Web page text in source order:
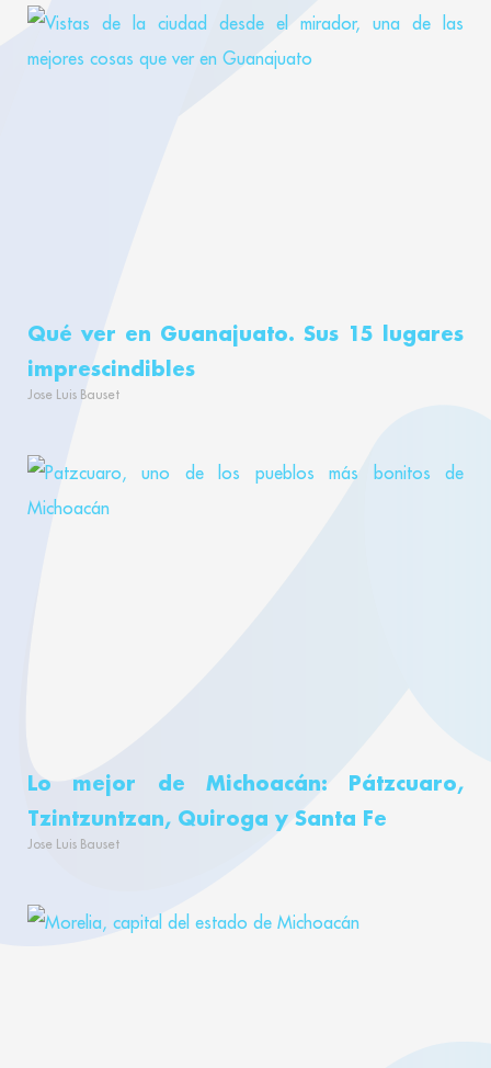
Qué ver en Guanajuato. Sus 15 lugares
imprescindibles
Jose Luis Bauset
Lo mejor de Michoacán: Pátzcuaro,
Tzintzuntzan, Quiroga y Santa Fe
Jose Luis Bauset